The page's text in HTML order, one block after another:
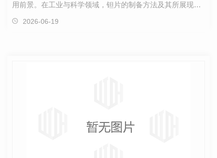
用前景。在工业与科学领域，钽片的制备方法及其所展现的
特性给人们带来了无限的探索空间。首先，探讨钽片的…
2026-06-19